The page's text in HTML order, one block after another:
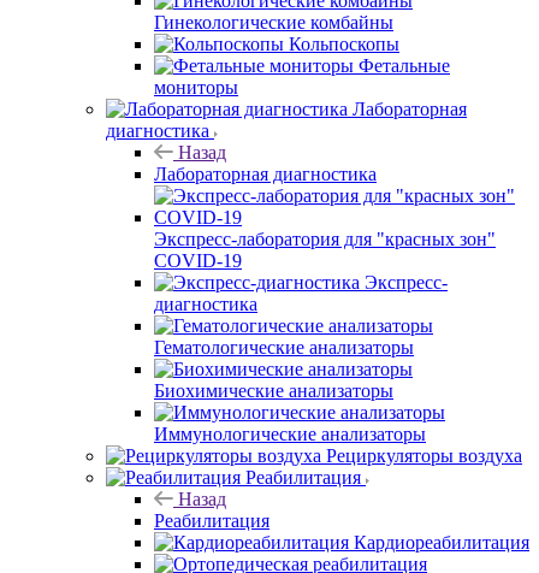
Гинекологические комбайны
Кольпоскопы
Фетальные
мониторы
Лабораторная
диагностика
Назад
Лабораторная диагностика
Экспресс-лаборатория для "красных зон"
COVID-19
Экспресс-
диагностика
Гематологические анализаторы
Биохимические анализаторы
Иммунологические анализаторы
Рециркуляторы воздуха
Реабилитация
Назад
Реабилитация
Кардиореабилитация